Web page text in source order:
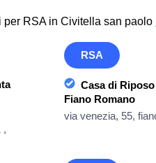
RSA in Civitella san paolo
,
RSA
Casa di
Fiano Romano
via venezia, 55,